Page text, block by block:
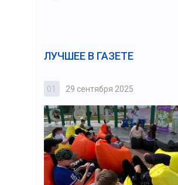
ЛУЧШЕЕ В ГАЗЕТЕ
01 29 сентября 2025